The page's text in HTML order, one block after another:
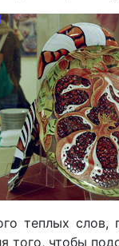
теплых
того, чтобы